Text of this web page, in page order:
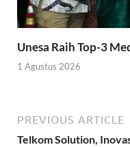
Unesa Raih Top-3
1 Agustus 2026
PREVIOUS ARTICLE
Telkom Solution,